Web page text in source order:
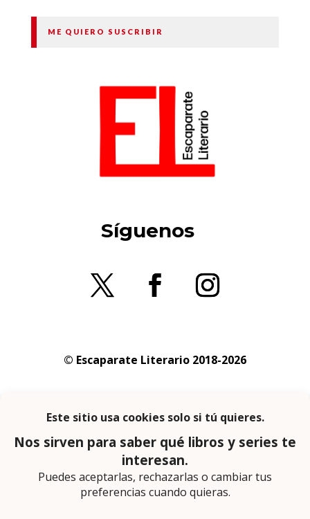
ME QUIERO SUSCRIBIR
Síguenos
© Escaparate Literario 2018-2026
privacidad
En calidad de afiliado de Amazon obtengo
ingresos por las compras adscritas que